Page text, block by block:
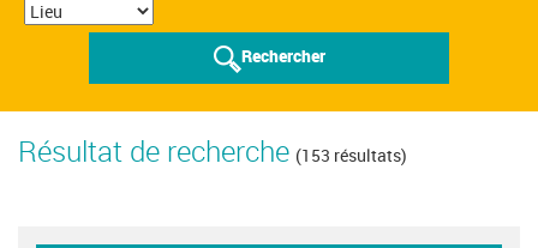
Rechercher
Résultat de recherche (153 résultats)